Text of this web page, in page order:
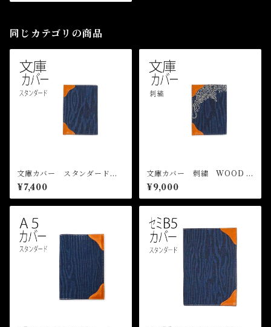
同じカテゴリの商品
文庫カバー スタンダード
WOOD DENIM ブックカバ
ー デニム
¥7,400
文庫カバー 刺繍 WOOD D
ENIM ブックカバー デニ
ム 革
¥9,000